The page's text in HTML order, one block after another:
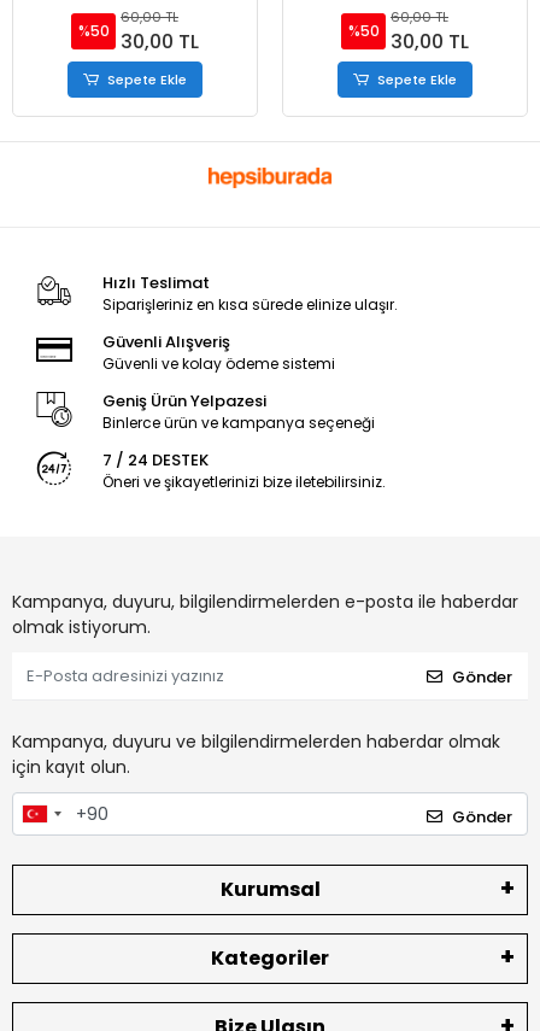
%50
60,00 TL
30,00 TL
Sepete Ekle
%50
60,00 TL
30,00 TL
Sepete Ekle
Hızlı Teslimat
Siparişleriniz en kısa sürede elinize ulaşır.
Güvenli Alışveriş
Güvenli ve kolay ödeme sistemi
Geniş Ürün Yelpazesi
Binlerce ürün ve kampanya seçeneği
7 / 24 DESTEK
Öneri ve şikayetlerinizi bize iletebilirsiniz.
Kampanya, duyuru, bilgilendirmelerden e-posta ile haberdar
olmak istiyorum.
Gönder
Kampanya, duyuru ve bilgilendirmelerden haberdar olmak
için kayıt olun.
Gönder
Kurumsal
Kategoriler